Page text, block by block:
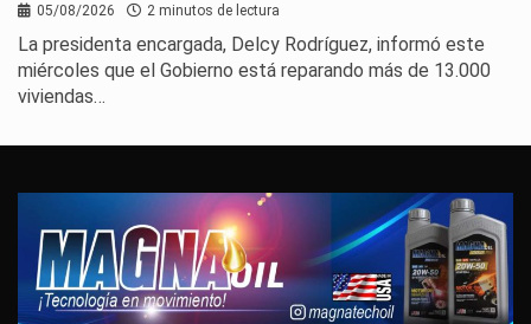
05/08/2026 2 minutos de lectura
La presidenta encargada, Delcy Rodríguez, informó este
miércoles que el Gobierno está reparando más de 13.000
viviendas…